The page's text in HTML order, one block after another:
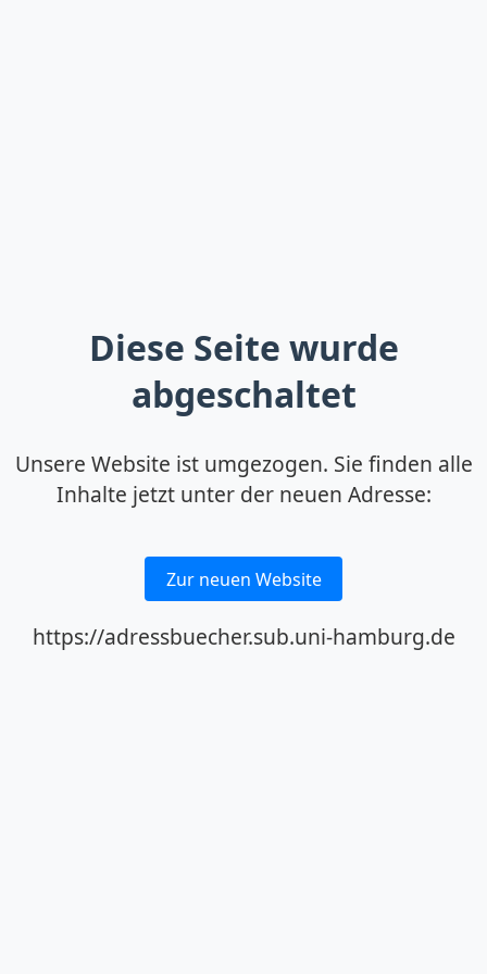
Diese Seite wurde
abgeschaltet
Unsere Website ist umgezogen. Sie finden alle
Inhalte jetzt unter der neuen Adresse:
Zur neuen Website
https://adressbuecher.sub.uni-hamburg.de